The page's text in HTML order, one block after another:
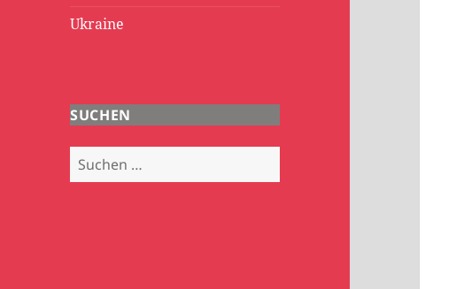
Ukraine
SUCHEN
Suchen
nach: